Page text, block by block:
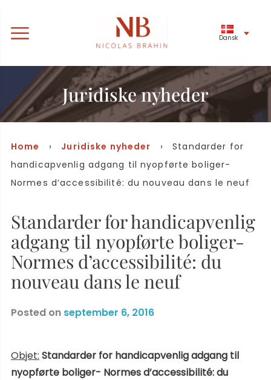
Dansk
Juridiske nyheder
Home › Juridiske nyheder › Standarder for
handicapvenlig adgang til nyopførte boliger-
Normes d’accessibilité: du nouveau dans le neuf
Standarder for handicapvenlig
adgang til nyopførte boliger-
Normes d’accessibilité: du
nouveau dans le neuf
Posted on september 6, 2016
Objet: Standarder for handicapvenlig adgang til
nyopførte boliger- Normes d’accessibilité: du